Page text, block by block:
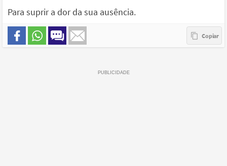
Para suprir a dor da sua ausência.